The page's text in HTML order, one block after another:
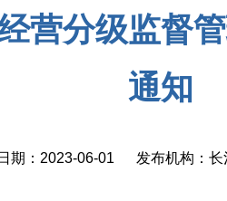
营分级监督
通知
期：2023-06-01 发布机构：长